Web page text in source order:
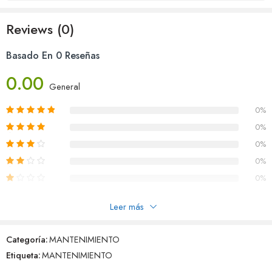
Reviews (0)
Basado En 0 Reseñas
0.00 General
0%
0%
0%
0%
0%
Aún no hay reseñas.
Leer más
Categoría:MANTENIMIENTO
Etiqueta:MANTENIMIENTO